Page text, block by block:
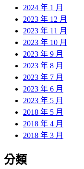
2024 年 1 月
2023 年 12 月
2023 年 11 月
2023 年 10 月
2023 年 9 月
2023 年 8 月
2023 年 7 月
2023 年 6 月
2023 年 5 月
2018 年 5 月
2018 年 4 月
2018 年 3 月
分類